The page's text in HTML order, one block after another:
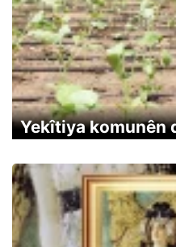
Yekîtiya komunên